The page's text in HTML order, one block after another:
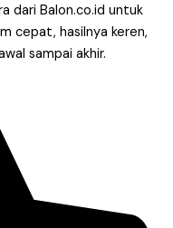
dari Balon.co.id untuk
cepat, hasilnya keren,
sampai akhir.